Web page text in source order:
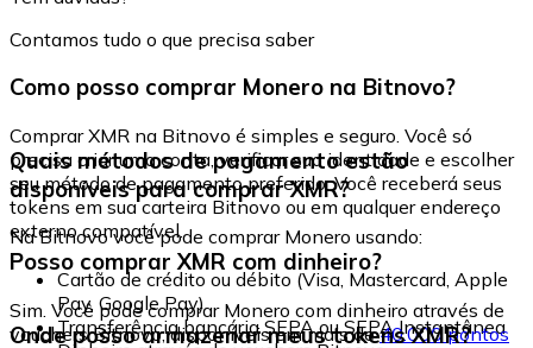
Contamos tudo o que precisa saber
Como posso comprar Monero na Bitnovo?
Comprar XMR na Bitnovo é simples e seguro. Você só
precisa criar uma conta, verificar sua identidade e escolher
seu método de pagamento preferido. Você receberá seus
tokens em sua carteira Bitnovo ou em qualquer endereço
externo compatível.
Quais métodos de pagamento estão
disponíveis para comprar XMR?
Na Bitnovo você pode comprar Monero usando:
Cartão de crédito ou débito (Visa, Mastercard, Apple
Pay, Google Pay)
Transferência bancária SEPA ou SEPA Instantânea
Posso comprar XMR com dinheiro?
Sim. Você pode comprar Monero com dinheiro através de
vouchers Bitnovo, disponíveis em mais de40.000 pontos
Onde posso armazenar meus tokens XMR?